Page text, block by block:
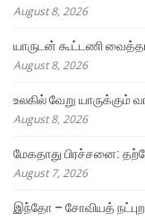
August 8, 2026
யாருடன் கூட்டணி
August 8, 2026
உலகில் வேறு யாருக்கும்
August 8, 2026
மேகதாது பிரச்சனை:
August 7, 2026
இந்தோ – சோவியத்